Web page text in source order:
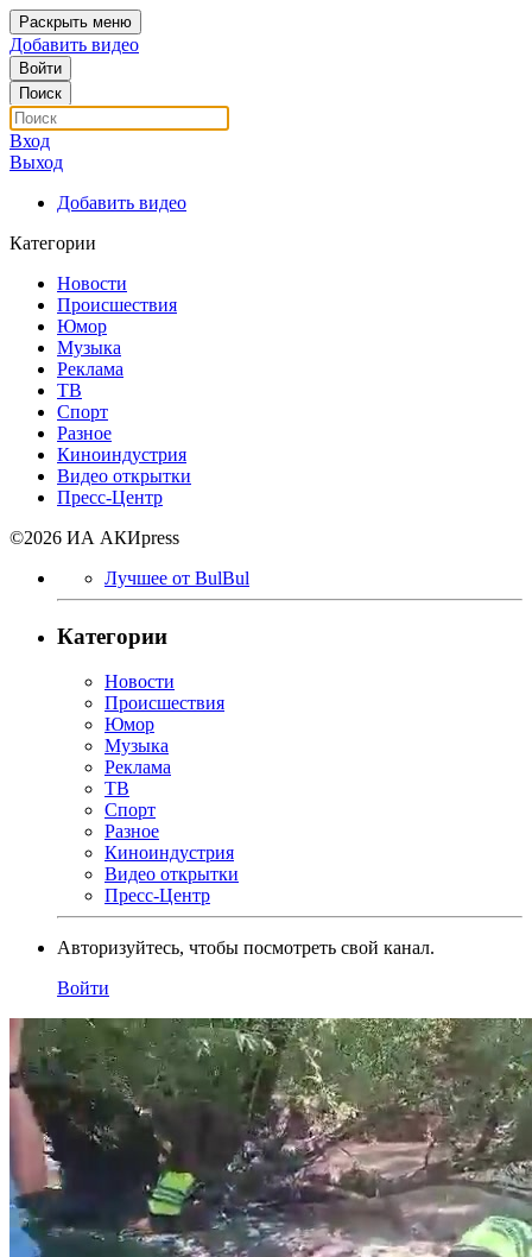
Раскрыть меню
Добавить видео
Войти
Поиск
Вход
Выход
Добавить видео
Категории
Новости
Происшествия
Юмор
Музыка
Реклама
ТВ
Спорт
Разное
Киноиндустрия
Видео открытки
Пресс-Центр
©2026 ИА АКИpress
Лучшее от BulBul
Категории
Новости
Происшествия
Юмор
Музыка
Реклама
ТВ
Спорт
Разное
Киноиндустрия
Видео открытки
Пресс-Центр
Авторизуйтесь, чтобы посмотреть свой канал.
Войти